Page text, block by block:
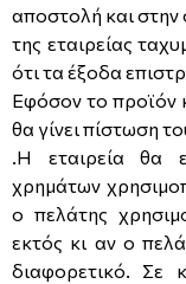
αποστολή και στην
της εταιρείας
ότι τα έξοδα
Εφόσον το προϊόν
θα γίνει πίστωση
.Η εταιρεία θα
χρημάτων
ο πελάτης
εκτός κι αν ο
διαφορετικό. Σε